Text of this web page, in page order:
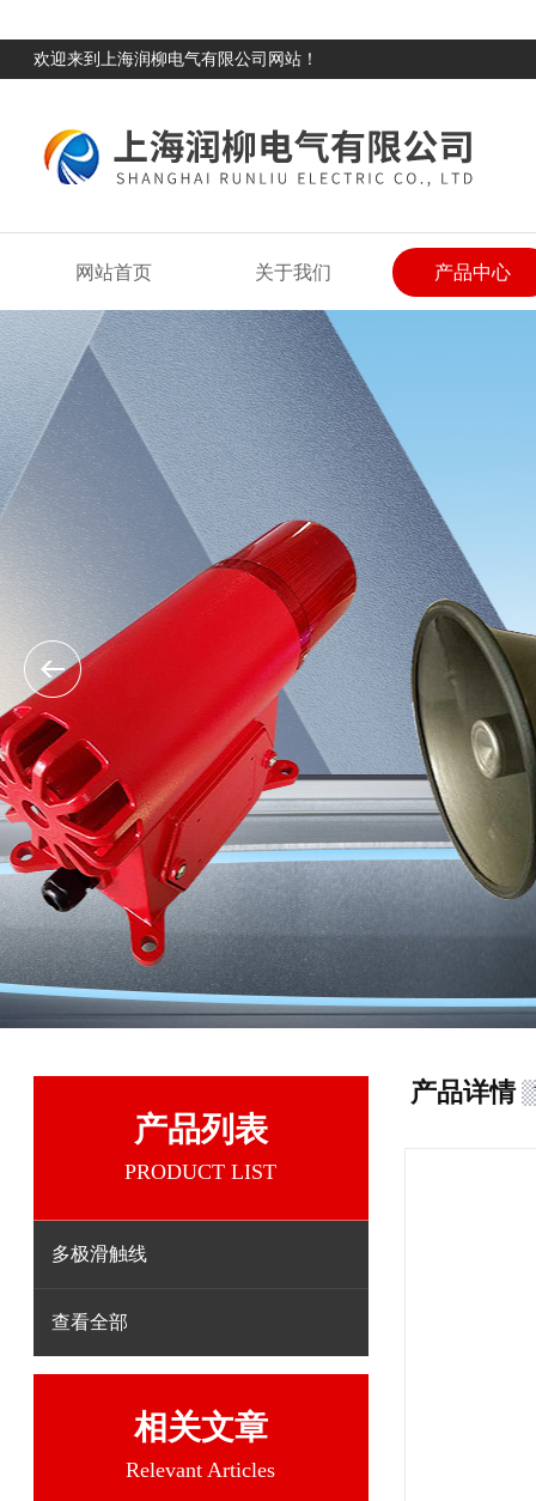
欢迎来到上海润柳电气有限公司网站！
网站首页 关于我们 产品中心
产品列表
PRODUCT LIST
多极滑触线
查看全部
相关文章
Relevant Articles
产品详情